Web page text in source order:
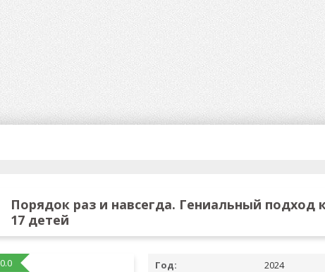
Порядок раз и навсегда. Гениальный
17 детей
0.0 Год:
2024